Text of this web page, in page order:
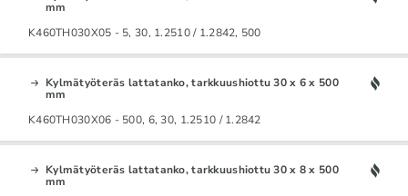
mm
K460TH030X05 - 5, 30, 1.2510 / 1.2842, 500
Kylmätyöteräs lattatanko, tarkkuushiottu 30 x 6 x 500
mm
K460TH030X06 - 500, 6, 30, 1.2510 / 1.2842
Kylmätyöteräs lattatanko, tarkkuushiottu 30 x 8 x 500
mm